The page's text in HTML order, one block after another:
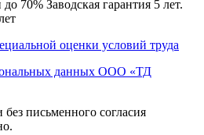
70% Заводская гарантия 5 лет.
оценки условий труда
данных ООО «ТД
письменного согласия